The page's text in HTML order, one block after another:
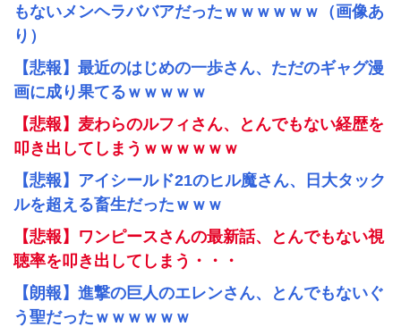
もないメンヘラババアだったｗｗｗｗｗｗ（画像あ
り）
【悲報】最近のはじめの一歩さん、ただのギャグ漫
画に成り果てるｗｗｗｗｗ
【悲報】麦わらのルフィさん、とんでもない経歴を
叩き出してしまうｗｗｗｗｗｗ
【悲報】アイシールド21のヒル魔さん、日大タック
ルを超える畜生だったｗｗｗ
【悲報】ワンピースさんの最新話、とんでもない視
聴率を叩き出してしまう・・・
【朗報】進撃の巨人のエレンさん、とんでもないぐ
う聖だったｗｗｗｗｗｗ